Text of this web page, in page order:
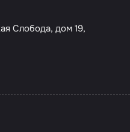
Слобода, дом 19,